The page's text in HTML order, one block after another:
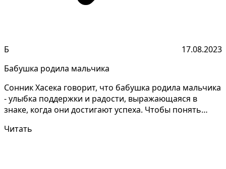
Б
17.08.2023
Бабушка родила мальчика
Сонник Хасека говорит, что бабушка родила мальчика
- улыбка поддержки и радости, выражающаяся в
знаке, когда они достигают успеха. Чтобы понять
Читать